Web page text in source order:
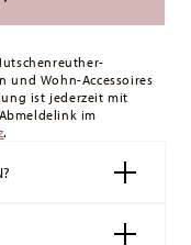
und Wohn-Accessoires
ist jederzeit mit
im
.